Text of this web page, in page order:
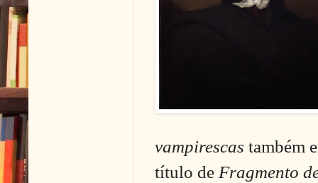
vampirescas também
título de Fragmento